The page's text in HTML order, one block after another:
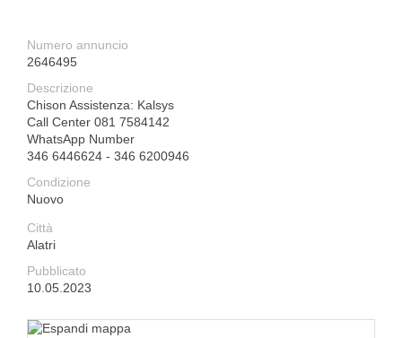
Numero annuncio
2646495
Descrizione
Chison Assistenza: Kalsys
Call Center 081 7584142
WhatsApp Number
346 6446624 - 346 6200946
Condizione
Nuovo
Città
Alatri
Pubblicato
10.05.2023